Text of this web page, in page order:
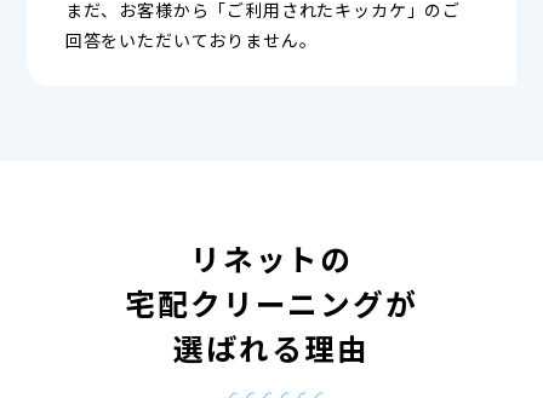
まだ、お客様から「ご利用されたキッカケ」のご
回答をいただいておりません。
リネットの
宅配クリーニングが
選ばれる理由